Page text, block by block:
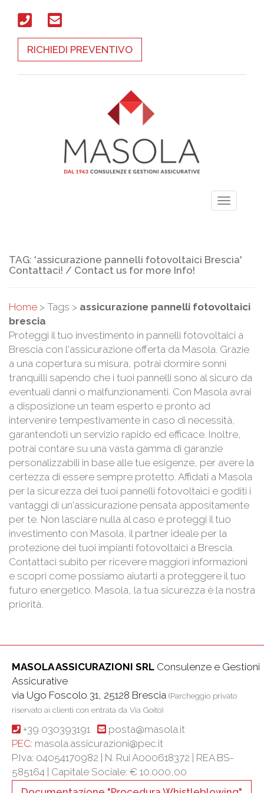
RICHIEDI PREVENTIVO
Toggle
TAG: 'assicurazione pannelli fotovoltaici Brescia'
Contattaci! / Contact us for more Info!
Home > Tags > assicurazione pannelli fotovoltaici
brescia
Proteggi il tuo investimento in pannelli fotovoltaici a
Brescia con l'assicurazione offerta da Masola. Grazie
a una copertura su misura, potrai dormire sonni
tranquilli sapendo che i tuoi pannelli sono al sicuro da
eventuali danni o malfunzionamenti. Con Masola avrai
a disposizione un team esperto e pronto ad
intervenire tempestivamente in caso di necessità,
garantendoti un servizio rapido ed efficace. Inoltre,
potrai contare su una vasta gamma di garanzie
personalizzabili in base alle tue esigenze, per avere la
certezza di essere sempre protetto. Affidati a Masola
per la sicurezza dei tuoi pannelli fotovoltaici e goditi i
vantaggi di un'assicurazione pensata appositamente
per te. Non lasciare nulla al caso e proteggi il tuo
investimento con Masola, il partner ideale per la
protezione dei tuoi impianti fotovoltaici a Brescia.
Contattaci subito per ricevere maggiori informazioni
e scopri come possiamo aiutarti a proteggere il tuo
futuro energetico. Masola, la tua sicurezza è la nostra
priorità.
MASOLA ASSICURAZIONI SRL Consulenze e Gestioni
Assicurative
via Ugo Foscolo 31, 25128 Brescia (Parcheggio privato
riservato ai clienti con entrata da Via Goito)
+39 030393191
posta@masola.it
PEC: masola.assicurazioni@pec.it
P.Iva: 04054170982 | N. Rui A000618372 | REA BS-
585164 | Capitale Sociale: € 10.000,00